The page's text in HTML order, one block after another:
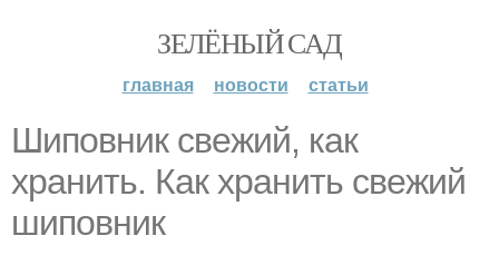
ЗЕЛЁНЫЙ САД
главная новости статьи
Шиповник свежий, как
хранить. Как хранить свежий
шиповник